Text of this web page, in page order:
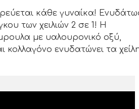
κάθε γυναίκα!
των χειλιών 2 σε 1! Η
με υαλουρονικό οξύ,
κολλαγόνο ενυδατώνει τα